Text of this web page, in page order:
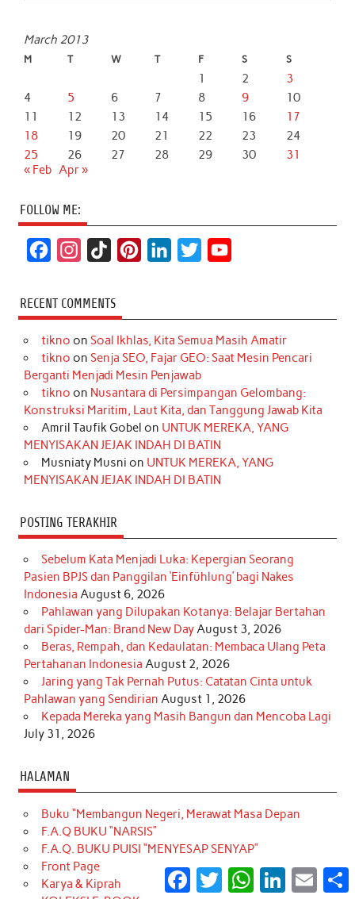
March 2013
M T W T F S S
1 2
3
4
5 6 7 8 9
10
11
12 13 14 15 16
17
18
19 20 21 22 23
24
25
26 27 28 29 30
31
« Feb Apr »
FOLLOW ME:
c
e
b
o
k
s
t
a
r
a
m
k
T
o
k
t
e
e
s
t
k
e
d
I
n
t
t
r
T
u
e
RECENT COMMENTS
tikno on Soal Ikhlas, Kita Semua Masih Amatir
tikno on Senja SEO, Fajar GEO: Saat Mesin Pencari
Berganti Menjadi Mesin Penjawab
tikno on Nusantara di Persimpangan Gelombang:
Konstruksi Maritim, Laut Kita, dan Tanggung Jawab Kita
Amril Taufik Gobel on UNTUK MEREKA, YANG
MENYISAKAN JEJAK INDAH DI BATIN
Musniaty Musni on UNTUK MEREKA, YANG
MENYISAKAN JEJAK INDAH DI BATIN
POSTING TERAKHIR
Sebelum Kata Menjadi Luka: Kepergian Seorang
Pasien BPJS dan Panggilan ‘Einfühlung’ bagi Nakes
Indonesia August 6, 2026
Pahlawan yang Dilupakan Kotanya: Belajar Bertahan
dari Spider-Man: Brand New DayAugust 3, 2026
Beras, Rempah, dan Kedaulatan: Membaca Ulang Peta
Pertahanan Indonesia August 2, 2026
Jaring yang Tak Pernah Putus: Catatan Cinta untuk
Pahlawan yang Sendirian August 1, 2026
Kepada Mereka yang Masih Bangun dan Mencoba Lagi
July 31, 2026
HALAMAN
Buku “Membangun Negeri, Merawat Masa Depan
F.A.Q BUKU “NARSIS”
F.A.Q. BUKU PUISI “MENYESAP SENYAP”
Front Page
Karya & Kiprah
Facebook
Twitter WhatsApp
LinkedInEmail